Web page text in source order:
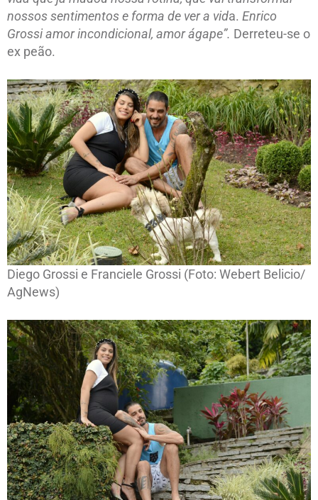
nossos sentimentos e forma de ver a vida. Enrico
Grossi amor incondicional, amor ágape”. Derreteu-se o
ex peão.
Diego Grossi e Franciele Grossi (Foto: Webert Belicio/
AgNews)